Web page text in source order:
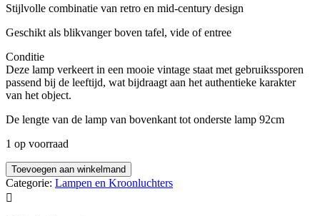
Stijlvolle combinatie van retro en mid-century design
Geschikt als blikvanger boven tafel, vide of entree
Conditie
Deze lamp verkeert in een mooie vintage staat met gebruikssporen
passend bij de leeftijd, wat bijdraagt aan het authentieke karakter
van het object.
De lengte van de lamp van bovenkant tot onderste lamp 92cm
1 op voorraad
Toevoegen aan winkelmand
Categorie: Lampen en Kroonluchters
